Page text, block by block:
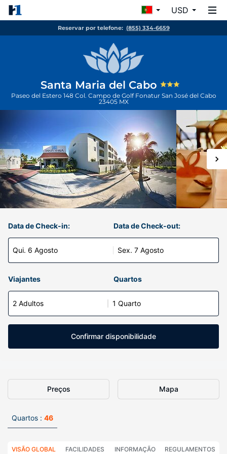
USD
Reservar por telefone: (855) 334-6659
Santa Maria del Cabo
Paseo del Estero 148 Col. Campo de Golf Fonatur San José del Cabo
23405 MX
Data de Check-in:
Qui. 6 Agosto
Data de Check-out:
Sex. 7 Agosto
Viajantes Quartos
2 Adultos 1 Quarto
Confirmar disponibilidade
Preços Mapa
Quartos : 46
VISÃO GLOBAL
FACILIDADES
INFORMAÇÃO
REGULAMENTOS